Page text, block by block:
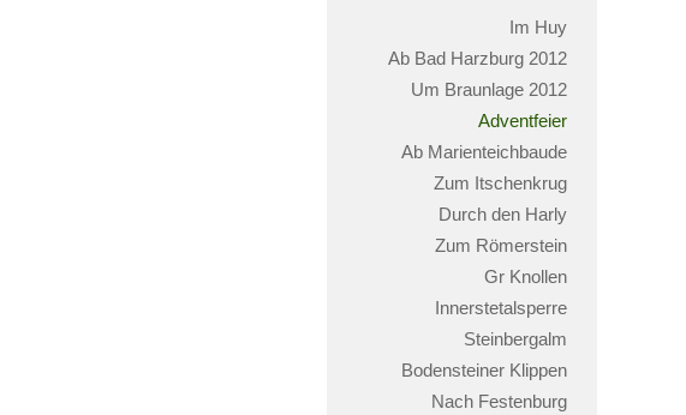
Im Huy
Ab Bad Harzburg 2012
Um Braunlage 2012
Adventfeier
Ab Marienteichbaude
Zum Itschenkrug
Durch den Harly
Zum Römerstein
Gr Knollen
Innerstetalsperre
Steinbergalm
Bodensteiner Klippen
Nach Festenburg